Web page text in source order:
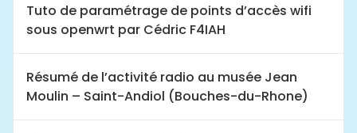
Tuto de paramétrage de points d’accès wifi
sous openwrt par Cédric F4IAH
Résumé de l’activité radio au musée Jean
Moulin – Saint-Andiol (Bouches-du-Rhone)